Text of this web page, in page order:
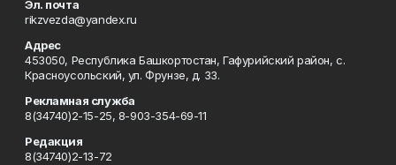
Эл. почта
rikzvezda@yandex.ru
Адрес
453050, Республика Башкортостан, Гафурийский район, с.
Красноусольский, ул. Фрунзе, д. 33.
Рекламная служба
8(34740)2-15-25, 8-903-354-69-11
Редакция
8(34740)2-13-72